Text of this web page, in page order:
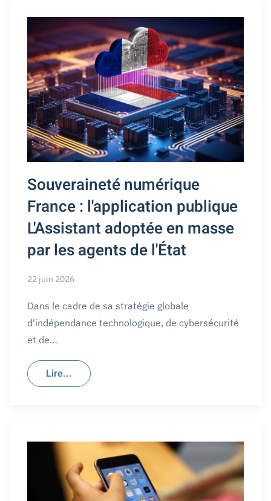
Souveraineté numérique
France : l'application publique
L'Assistant adoptée en masse
par les agents de l'État
22 juin 2026
Dans le cadre de sa stratégie globale
d'indépendance technologique, de cybersécurité
et de…
Lire...